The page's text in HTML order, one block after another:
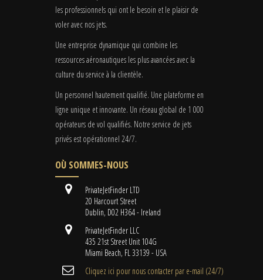
les professionnels qui ont le besoin et le plaisir de
voler avec nos jets.
Une entreprise dynamique qui combine les
ressources aéronautiques les plus avancées avec la
culture du service à la clientèle.
Un personnel hautement qualifié. Une plateforme en
ligne unique et innovante. Un réseau global de 1 000
opérateurs de vol qualifiés. Notre service de jets
privés est opérationnel 24/7.
OÙ SOMMES-NOUS
PrivateJetFinder LTD
20 Harcourt Street
Dublin, D02 H364 - Ireland
PrivateJetFinder LLC
435 21st Street Unit 104G
Miami Beach, FL 33139 - USA
Cliquez ici pour nous contacter par e-mail (24/7)